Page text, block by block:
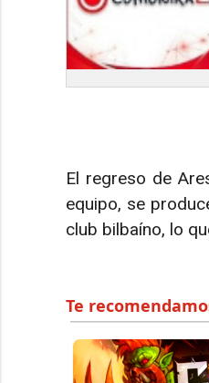
El regreso de
equipo, se
club bilbaíno, lo